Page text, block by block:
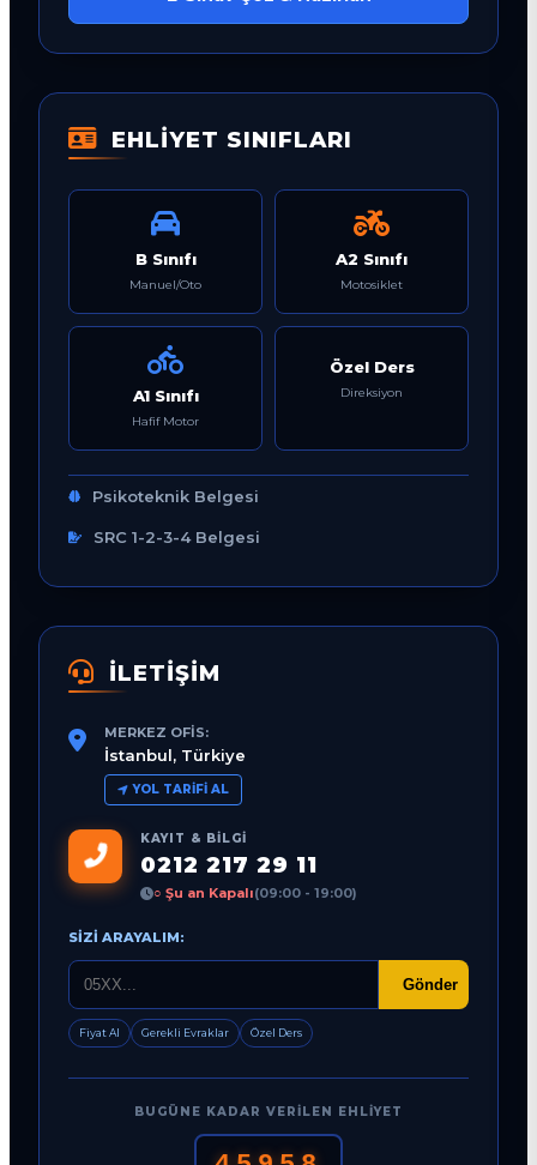
EHLİYET SINIFLARI
B Sınıfı
Manuel/Oto
A2 Sınıfı
Motosiklet
A1 Sınıfı
Hafif Motor
Özel Ders
Direksiyon
Psikoteknik Belgesi
SRC 1-2-3-4 Belgesi
İLETİŞİM
MERKEZ OFIS:
İstanbul, Türkiye
YOL TARIFI AL
KAYIT & BILGI
0212 217 29 11
○ Şu an Kapalı(09:00 - 19:00)
SIZI ARAYALIM:
Gönder
Fiyat Al Gerekli Evraklar Özel Ders
BUGÜNE KADAR VERILEN EHLIYET